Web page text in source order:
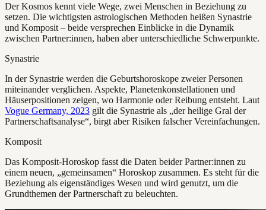
Der Kosmos kennt viele Wege, zwei Menschen in Beziehung zu
setzen. Die wichtigsten astrologischen Methoden heißen Synastrie
und Komposit – beide versprechen Einblicke in die Dynamik
zwischen Partner:innen, haben aber unterschiedliche Schwerpunkte.
Synastrie
In der Synastrie werden die Geburtshoroskope zweier Personen
miteinander verglichen. Aspekte, Planetenkonstellationen und
Häuserpositionen zeigen, wo Harmonie oder Reibung entsteht. Laut
Vogue Germany, 2023 gilt die Synastrie als „der heilige Gral der
Partnerschaftsanalyse“, birgt aber Risiken falscher Vereinfachungen.
Komposit
Das Komposit-Horoskop fasst die Daten beider Partner:innen zu
einem neuen, „gemeinsamen“ Horoskop zusammen. Es steht für die
Beziehung als eigenständiges Wesen und wird genutzt, um die
Grundthemen der Partnerschaft zu beleuchten.